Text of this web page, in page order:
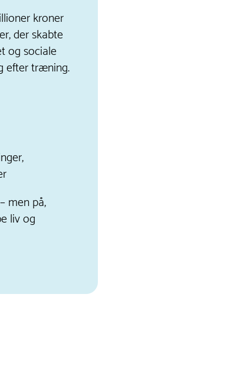
kroner
der skabte
og sociale
efter træning.
men på,
liv og